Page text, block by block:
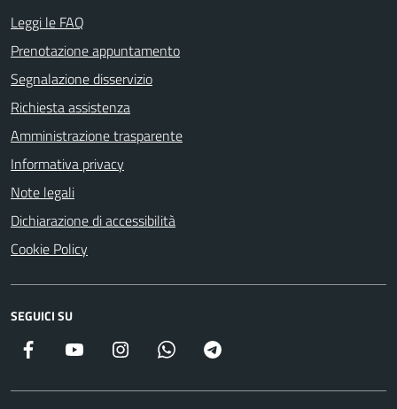
Leggi le FAQ
Prenotazione appuntamento
Segnalazione disservizio
Richiesta assistenza
Amministrazione trasparente
Informativa privacy
Note legali
Dichiarazione di accessibilità
Cookie Policy
SEGUICI SU
Facebook YouTube Instagram WhatsApp